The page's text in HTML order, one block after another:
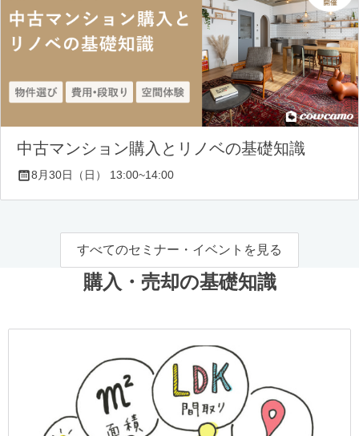
中古マンション購入とリノベの基礎知識
8月30日（日） 13:00~14:00
すべてのセミナー・イベントを見る
購入・売却の基礎知識